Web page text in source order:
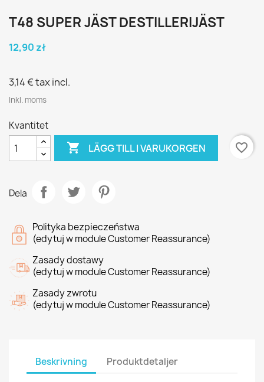
T48 SUPER JÄST DESTILLERIJÄST
12,90 zł
3,14 €tax incl.
Inkl. moms
Kvantitet
 LÄGG TILL I VARUKORGEN favorite_border
Dela
Polityka bezpieczeństwa
(edytuj w module Customer Reassurance)
Zasady dostawy
(edytuj w module Customer Reassurance)
Zasady zwrotu
(edytuj w module Customer Reassurance)
Beskrivning Produktdetaljer